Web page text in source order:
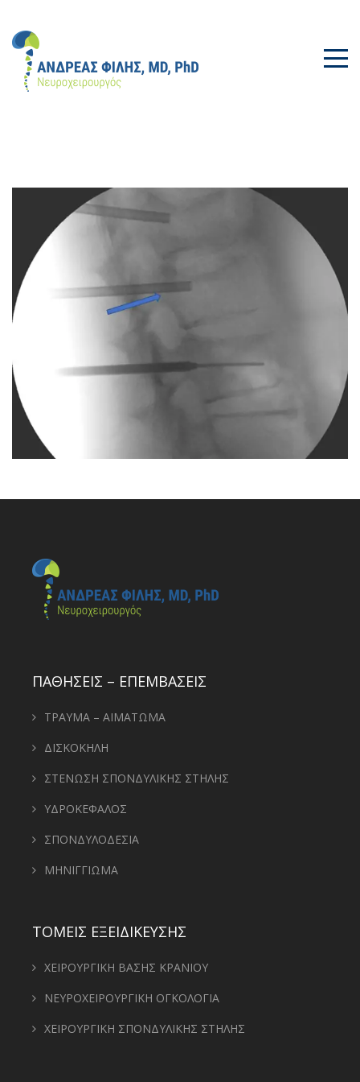
ΠΑΘΗΣΕΙΣ – ΕΠΕΜΒΑΣΕΙΣ
ΤΡΑΥΜΑ – ΑΙΜΑΤΩΜΑ
ΔΙΣΚΟΚΗΛΗ
ΣΤΕΝΩΣΗ ΣΠΟΝΔΥΛΙΚΗΣ ΣΤΗΛΗΣ
ΥΔΡΟΚΕΦΑΛΟΣ
ΣΠΟΝΔΥΛΟΔΕΣΙΑ
ΜΗΝΙΓΓΙΩΜΑ
ΤΟΜΕΙΣ ΕΞΕΙΔΙΚΕΥΣΗΣ
ΧΕΙΡΟΥΡΓΙΚΗ ΒΑΣΗΣ ΚΡΑΝΙΟΥ
ΝΕΥΡΟΧΕΙΡΟΥΡΓΙΚΗ ΟΓΚΟΛΟΓΙΑ
ΧΕΙΡΟΥΡΓΙΚΗ ΣΠΟΝΔΥΛΙΚΗΣ ΣΤΗΛΗΣ